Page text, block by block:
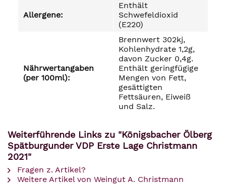
Allergene:
Enthält
Schwefeldioxid
(E220)
Nährwertangaben
(per 100ml):
Brennwert 302kj,
Kohlenhydrate 1,2g,
davon Zucker 0,4g.
Enthält geringfügige
Mengen von Fett,
gesättigten
Fettsäuren, Eiweiß
und Salz.
Weiterführende Links zu "Königsbacher Ölberg
Spätburgunder VDP Erste Lage Christmann
2021"
Fragen z. Artikel?
Weitere Artikel von Weingut A. Christmann